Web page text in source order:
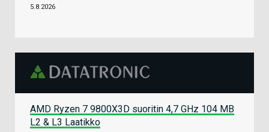
5.8.2026
AMD Ryzen 7 9800X3D suoritin 4,7 GHz 104 MB
L2 & L3 Laatikko